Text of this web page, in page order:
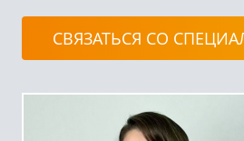
СВЯЗАТЬСЯ СО